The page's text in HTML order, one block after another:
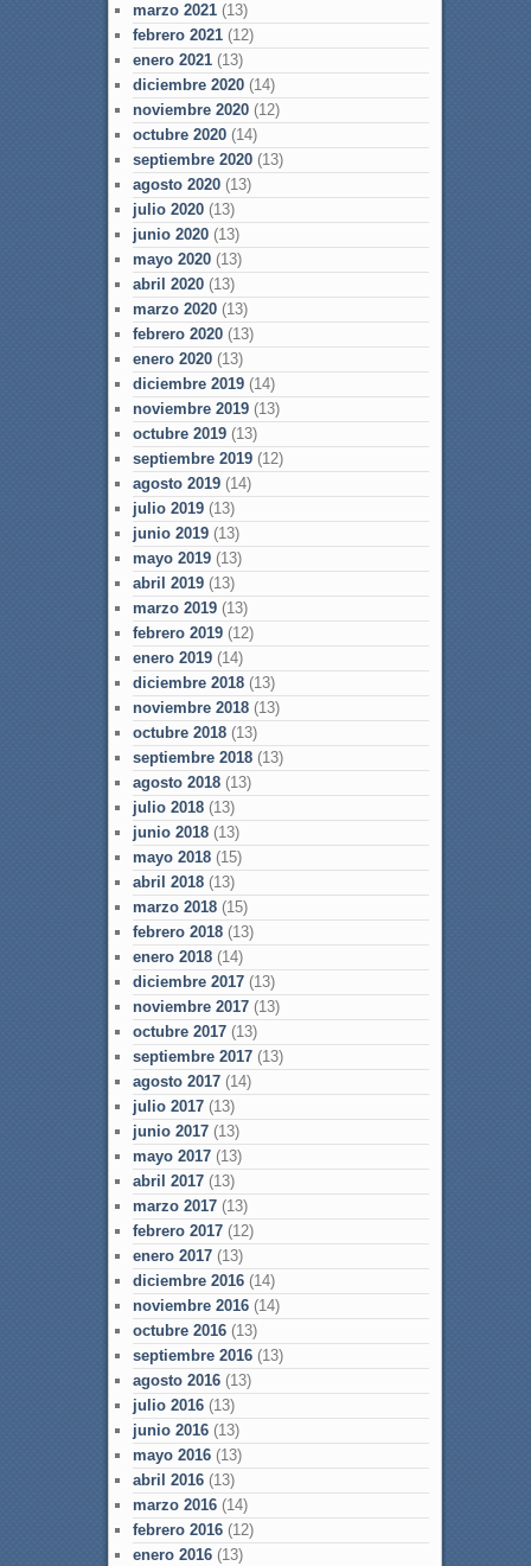
marzo 2021(13)
febrero 2021(12)
enero 2021(13)
diciembre 2020(14)
noviembre 2020(12)
octubre 2020(14)
septiembre 2020(13)
agosto 2020(13)
julio 2020(13)
junio 2020(13)
mayo 2020(13)
abril 2020(13)
marzo 2020(13)
febrero 2020(13)
enero 2020(13)
diciembre 2019(14)
noviembre 2019(13)
octubre 2019(13)
septiembre 2019(12)
agosto 2019(14)
julio 2019(13)
junio 2019(13)
mayo 2019(13)
abril 2019(13)
marzo 2019(13)
febrero 2019(12)
enero 2019(14)
diciembre 2018(13)
noviembre 2018(13)
octubre 2018(13)
septiembre 2018(13)
agosto 2018(13)
julio 2018(13)
junio 2018(13)
mayo 2018(15)
abril 2018(13)
marzo 2018(15)
febrero 2018(13)
enero 2018(14)
diciembre 2017(13)
noviembre 2017(13)
octubre 2017(13)
septiembre 2017(13)
agosto 2017(14)
julio 2017(13)
junio 2017(13)
mayo 2017(13)
abril 2017(13)
marzo 2017(13)
febrero 2017(12)
enero 2017(13)
diciembre 2016(14)
noviembre 2016(14)
octubre 2016(13)
septiembre 2016(13)
agosto 2016(13)
julio 2016(13)
junio 2016(13)
mayo 2016(13)
abril 2016(13)
marzo 2016(14)
febrero 2016(12)
enero 2016(13)